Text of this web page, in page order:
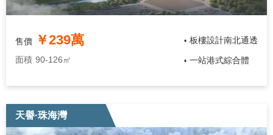
售價 ￥239萬
面積 90-126㎡
• 板樓設計南北通透
• 一站港式綜合體
天譽·珠海灣